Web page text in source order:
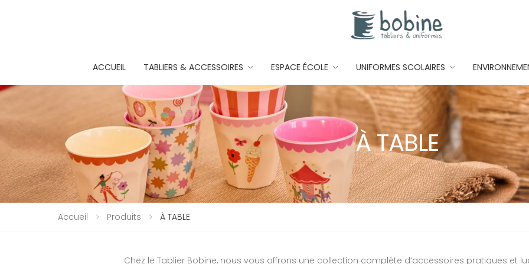
ACCUEIL TABLIERS & ACCESSOIRES ESPACE ÉCOLE UNIFORMES SCOLAIRES
À TABLE
Accueil Produits À TABLE
Chez le Tablier Bobine, nous vous offrons une collection complète d’accessoires pratiques et